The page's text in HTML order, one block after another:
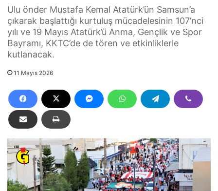
Ulu önder Mustafa Kemal Atatürk’ün Samsun’a
çıkarak başlattığı kurtuluş mücadelesinin 107’nci
yılı ve 19 Mayıs Atatürk’ü Anma, Gençlik ve Spor
Bayramı, KKTC’de de tören ve etkinliklerle
kutlanacak.
11 Mayıs 2026